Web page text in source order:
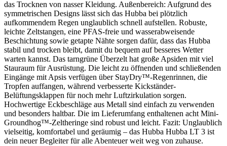
das Trocknen von nasser Kleidung. Außenbereich: Aufgrund des
symmetrischen Designs lässt sich das Hubba bei plötzlich
aufkommendem Regen unglaublich schnell aufstellen. Robuste,
leichte Zeltstangen, eine PFAS-freie und wasserabweisende
Beschichtung sowie getapte Nähte sorgen dafür, dass das Hubba
stabil und trocken bleibt, damit du bequem auf besseres Wetter
warten kannst. Das tarngrüne Überzelt hat große Apsiden mit viel
Stauraum für Ausrüstung. Die leicht zu öffnenden und schließenden
Eingänge mit Apsis verfügen über StayDry™-Regenrinnen, die
Tropfen auffangen, während verbesserte Kickständer-
Belüftungsklappen für noch mehr Luftzirkulation sorgen.
Hochwertige Eckbeschläge aus Metall sind einfach zu verwenden
und besonders haltbar. Die im Lieferumfang enthaltenen acht Mini-
Groundhog™-Zeltheringe sind robust und leicht. Fazit: Unglaublich
vielseitig, komfortabel und geräumig – das Hubba Hubba LT 3 ist
dein neuer Begleiter für alle Abenteuer weit weg von zuhause.